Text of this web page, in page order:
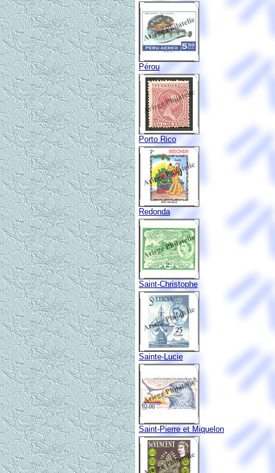
Pérou
Porto Rico
Redonda
Saint-Christophe
Sainte-Lucie
Saint-Pierre et Miquelon